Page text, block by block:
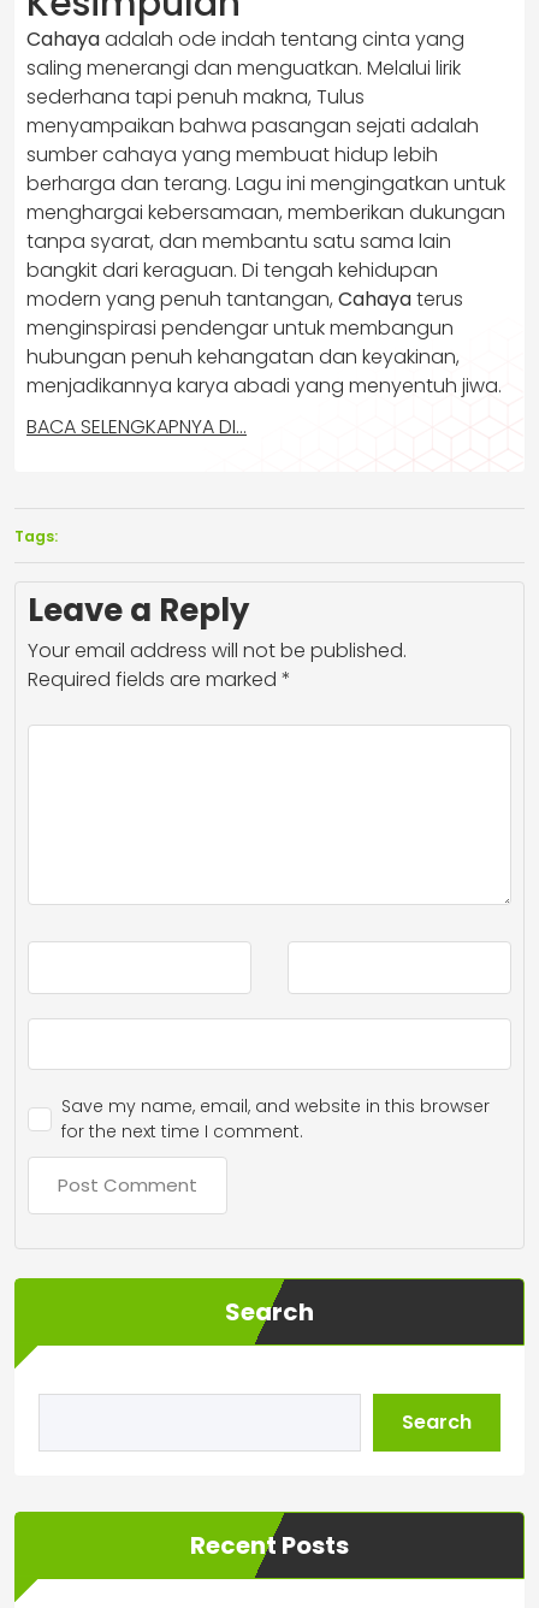
Cahayaadalah ode indah tentang cinta yang
saling menerangi dan menguatkan. Melalui lirik
sederhana tapi penuh makna, Tulus
menyampaikan bahwa pasangan sejati adalah
sumber cahaya yang membuat hidup lebih
berharga dan terang. Lagu ini mengingatkan untuk
menghargai kebersamaan, memberikan dukungan
tanpa syarat, dan membantu satu sama lain
bangkit dari keraguan. Di tengah kehidupan
modern yang penuh tantangan, Cahayaterus
menginspirasi pendengar untuk membangun
hubungan penuh kehangatan dan keyakinan,
menjadikannya karya abadi yang menyentuh jiwa.
BACA SELENGKAPNYA DI…
Tags:
Leave a Reply
Your email address will not be published.
Required fields are marked *
Save my name, email, and website in this browser
for the next time I comment.
Search
Search
Recent Posts